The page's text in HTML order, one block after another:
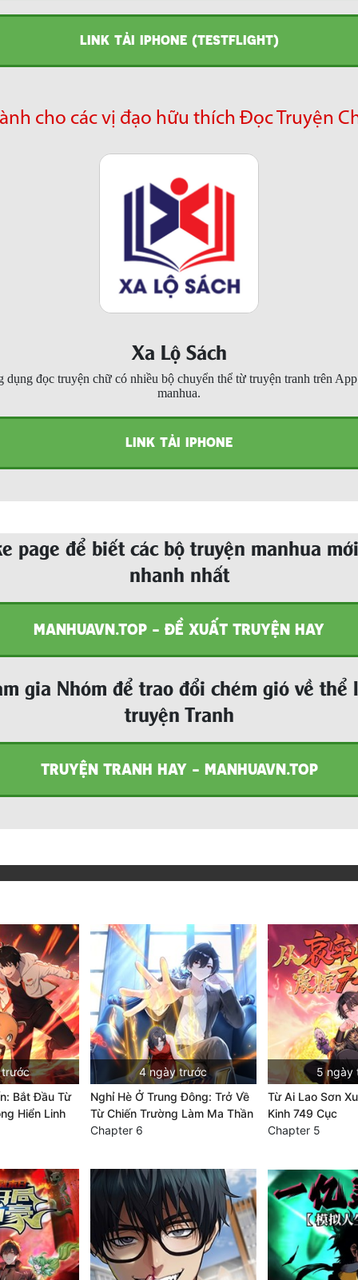
LINK TẢI IPHONE (TESTFLIGHT)
cho các vị đạo hữu thích Đọc Truyện
Xa Lộ Sách
dụng đọc truyện chữ có nhiều bộ chuyển thể từ truyện tranh trên
manhua.
LINK TẢI IPHONE
page để biết các bộ truyện manhua
nhanh nhất
MANHUAVN.TOP - ĐỀ XUẤT TRUYỆN HAY
gia Nhóm để trao đổi chém gió về thể
truyện Tranh
TRUYỆN TRANH HAY - MANHUAVN.TOP
Bắt Đầu Từ
Hiển Linh
4 ngày trước
Nghỉ Hè Ở Trung Đông: Trở Về
Từ Chiến Trường Làm Ma Thần
Chapter 6
5 ngày
Từ Ai Lao Sơn
Kinh 749 Cục
Chapter 5